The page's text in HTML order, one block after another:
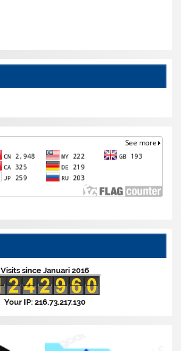
Visits since Januari 2016
Your IP: 216.73.217.130